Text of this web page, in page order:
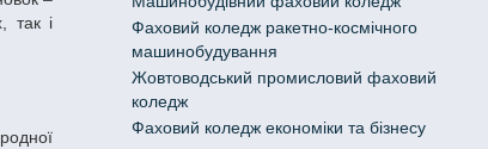
так і
Фаховий коледж ракетно-космічного
машинобудування
Жовтоводський промисловий фаховий
коледж
Фаховий коледж економіки та бізнесу